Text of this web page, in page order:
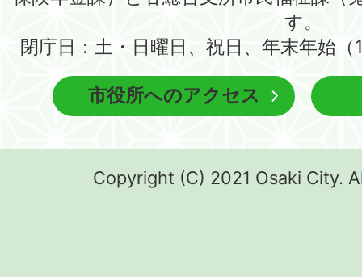
す。
閉庁日：土・日曜日、祝日、年末年始
市役所へのアクセス
Copyright (C) 2021 Osaki City.